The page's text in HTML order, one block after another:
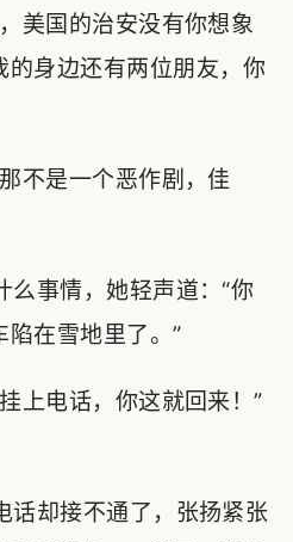
美国的治安没有你想象
的身边还有两位朋友，你
不是一个恶作剧，佳
事情，她轻声道：“你
在雪地里了。”
上电话，你这就回来！”
却接不通了，张扬紧张